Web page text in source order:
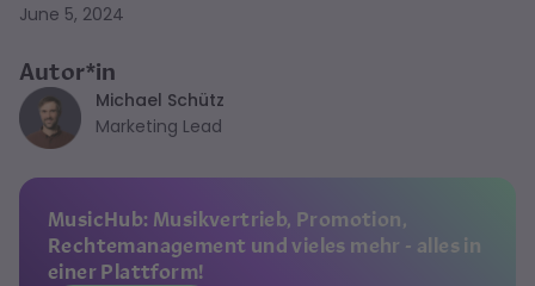
June 5, 2024
Autor*in
Michael Schütz
Marketing Lead
MusicHub: Musikvertrieb, Promotion,
Rechtemanagement und vieles mehr - alles in
einer Plattform!